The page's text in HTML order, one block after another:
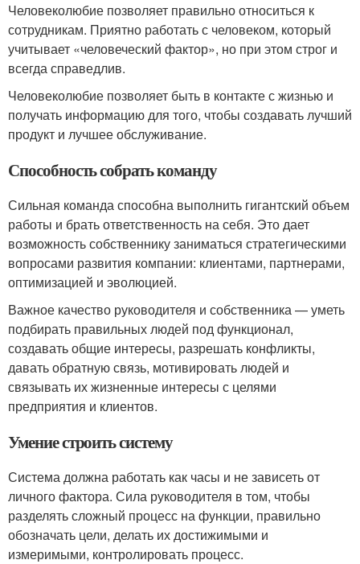
Человеколюбие позволяет правильно относиться к
сотрудникам. Приятно работать с человеком, который
учитывает «человеческий фактор», но при этом строг и
всегда справедлив.
Человеколюбие позволяет быть в контакте с жизнью и
получать информацию для того, чтобы создавать лучший
продукт и лучшее обслуживание.
Способность собрать команду
Сильная команда способна выполнить гигантский объем
работы и брать ответственность на себя. Это дает
возможность собственнику заниматься стратегическими
вопросами развития компании: клиентами, партнерами,
оптимизацией и эволюцией.
Важное качество руководителя и собственника — уметь
подбирать правильных людей под функционал,
создавать общие интересы, разрешать конфликты,
давать обратную связь, мотивировать людей и
связывать их жизненные интересы с целями
предприятия и клиентов.
Умение строить систему
Система должна работать как часы и не зависеть от
личного фактора. Сила руководителя в том, чтобы
разделять сложный процесс на функции, правильно
обозначать цели, делать их достижимыми и
измеримыми, контролировать процесс.